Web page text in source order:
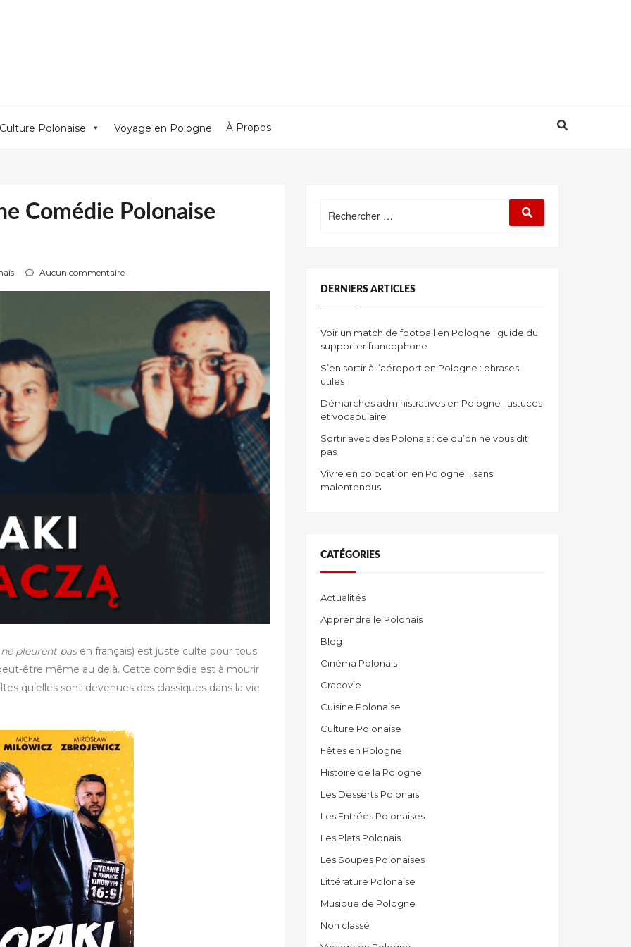
Culture Polonaise Voyage en Pologne À Propos
Comédie Polonaise
Aucun commentaire
pleurent pasen français) est juste culte pour tous
être même au delà. Cette comédie est à mourir
qu’elles sont devenues des classiques dans la vie
Rechercher
DERNIERS ARTICLES
Voir un match de football en Pologne : guide du
supporter francophone
S’en sortir à l’aéroport en Pologne : phrases
utiles
Démarches administratives en Pologne : astuces
et vocabulaire
Sortir avec des Polonais : ce qu’on ne vous dit
pas
Vivre en colocation en Pologne… sans
malentendus
CATÉGORIES
Actualités
Apprendre le Polonais
Blog
Cinéma Polonais
Cracovie
Cuisine Polonaise
Culture Polonaise
Fêtes en Pologne
Histoire de la Pologne
Les Desserts Polonais
Les Entrées Polonaises
Les Plats Polonais
Les Soupes Polonaises
Littérature Polonaise
Musique de Pologne
Non classé